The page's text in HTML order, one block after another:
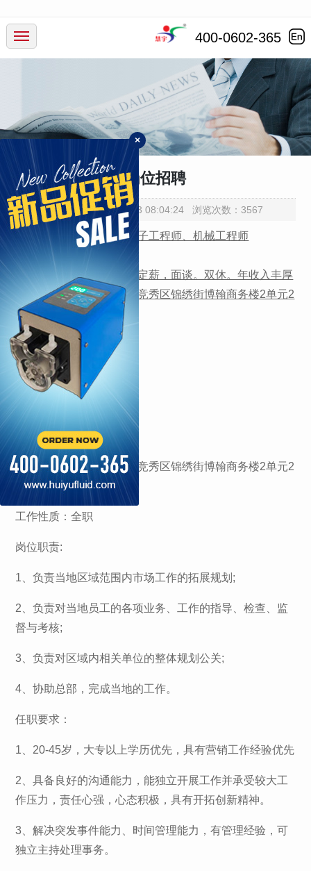
400-0602-365
产品中心
服务支持
走进慧宇
岗位招聘
添加时间：2024-02-23 08:04:24 浏览次数：3567
长期招聘：销售人员、电子工程师、机械工程师
招聘人数：不限
待 遇：五险一金，岗位定薪，面谈。双休。年收入丰厚
工作地点：河北保定市（竞秀区锦绣街博翰商务楼2单元2
层）
1
招聘人数：不限
工作地点：河北省保定市竞秀区锦绣街博翰商务楼2单元2
层
工作性质：全职
岗位职责:
1、负责当地区域范围内市场工作的拓展规划;
2、负责对当地员工的各项业务、工作的指导、检查、监
督与考核;
3、负责对区域内相关单位的整体规划公关;
4、协助总部，完成当地的工作。
任职要求：
1、20-45岁，大专以上学历优先，具有营销工作经验优先
2、具备良好的沟通能力，能独立开展工作并承受较大工
作压力，责任心强，心态积极，具有开拓创新精神。
3、解决突发事件能力、时间管理能力，有管理经验，可
独立主持处理事务。
×